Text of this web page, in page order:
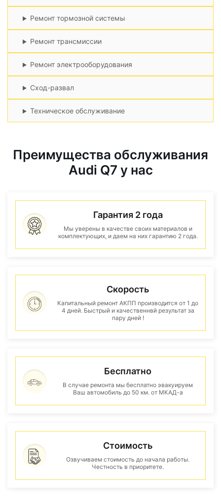
Ремонт тормозной системы
Ремонт трансмиссии
Ремонт электрооборудования
Сход-развал
Техническое обслуживание
Преимущества обслуживания
Audi Q7 у нас
Гарантия 2 года
Мы уверены в качестве своих материалов и
комплектующих, и даем на них гарантию 2 года.
Скорость
Капитальный ремонт АКПП производится от 1 до
4 дней. Быстрый и качественнвй результат за
пару дней !
Бесплатно
В случае ремонта мы бесплатно эвакуируем
Ваш автомобиль до 50 км. от МКАД-а
Стоимость
Озвучиваем стоимость до начала работы.
Честность в приоритете.